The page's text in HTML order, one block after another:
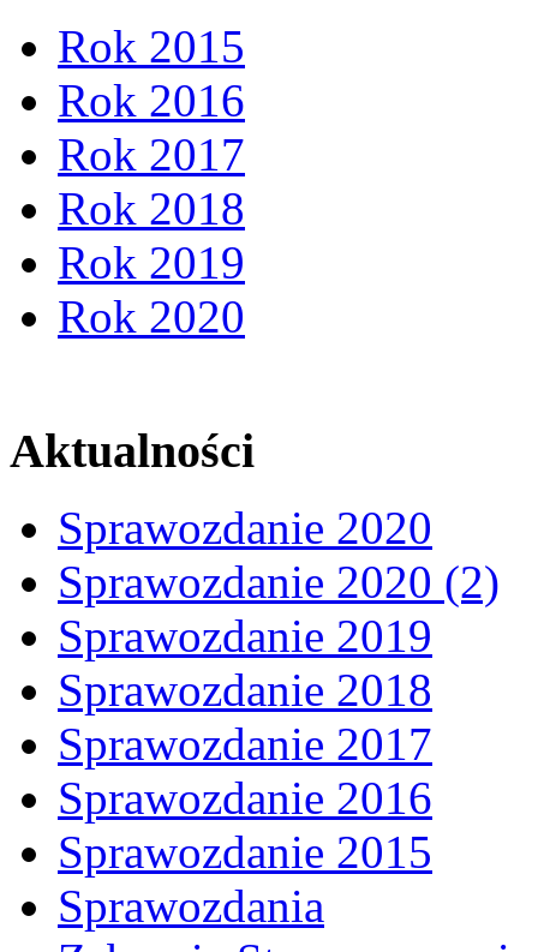
Rok 2015
Rok 2016
Rok 2017
Rok 2018
Rok 2019
Rok 2020
Aktualności
Sprawozdanie 2020
Sprawozdanie 2020 (2)
Sprawozdanie 2019
Sprawozdanie 2018
Sprawozdanie 2017
Sprawozdanie 2016
Sprawozdanie 2015
Sprawozdania